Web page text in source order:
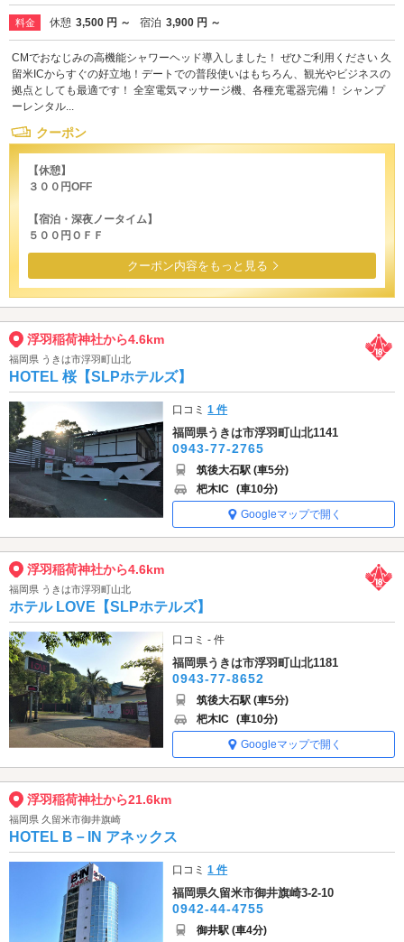
料金 休憩 3,500 円 ～ 宿泊 3,900 円 ～
CMでおなじみの高機能シャワーヘッド導入しました！ ぜひご利用ください 久
留米ICからすぐの好立地！デートでの普段使いはもちろん、観光やビジネスの
拠点としても最適です！ 全室電気マッサージ機、各種充電器完備！ シャンプ
ーレンタル...
クーポン
【休憩】
３００円OFF
【宿泊・深夜ノータイム】
５００円ＯＦＦ
クーポン内容をもっと見る
浮羽稲荷神社から4.6km
福岡県 うきは市浮羽町山北
HOTEL 桜【SLPホテルズ】
口コミ1 件
福岡県うきは市浮羽町山北1141
0943-77-2765
筑後大石駅 (車5分)
杷木IC (車10分)
Googleマップで開く
浮羽稲荷神社から4.6km
福岡県 うきは市浮羽町山北
ホテル LOVE【SLPホテルズ】
口コミ - 件
福岡県うきは市浮羽町山北1181
0943-77-8652
筑後大石駅 (車5分)
杷木IC (車10分)
Googleマップで開く
浮羽稲荷神社から21.6km
福岡県 久留米市御井旗崎
HOTEL B－IN アネックス
口コミ1 件
福岡県久留米市御井旗崎3-2-10
0942-44-4755
御井駅 (車4分)